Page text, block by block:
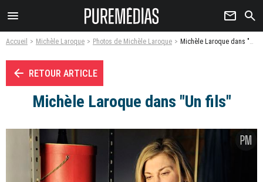
menu newsletter search
Accueil Michèle Laroque Photos de Michèle Laroque Michèle Laroque dans "Un fils" - Photo
arrow_left RETOUR ARTICLE
Michèle Laroque dans "Un fils"